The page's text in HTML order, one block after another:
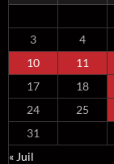
3
4
10
11
17
18
24
25
31
« Juil